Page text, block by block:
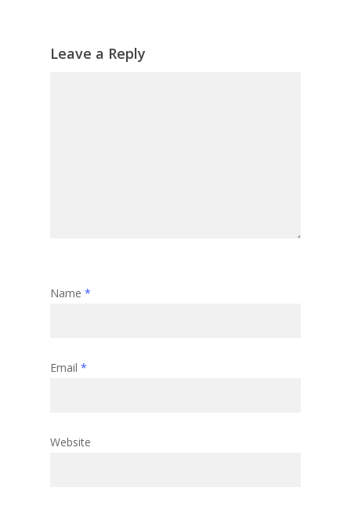
Leave a Reply
Name *
Email *
Website